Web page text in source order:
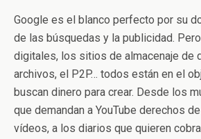
Google es el blanco perfecto por su
de las búsquedas y la publicidad.
digitales, los sitios de almacenaje de
archivos, el P2P… todos están en el
buscan dinero para crear. Desde los
que demandan a YouTube derechos
vídeos, a los diarios que quieren